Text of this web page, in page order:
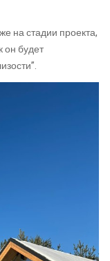
на стадии проекта,
он будет